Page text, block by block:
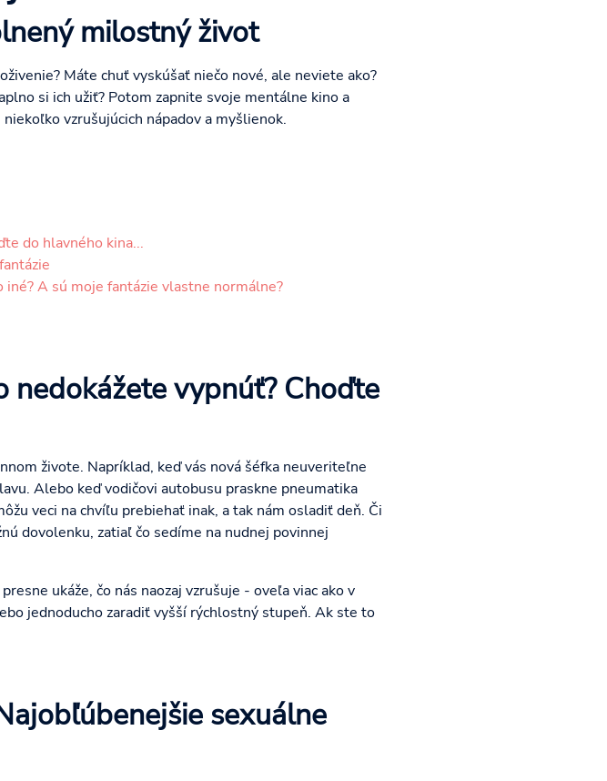
milostný život
Máte chuť vyskúšať niečo nové, ale neviete ako?
si ich užiť? Potom zapnite svoje mentálne kino a
vzrušujúcich nápadov a myšlienok.
do hlavného kina...
A sú moje fantázie vlastne normálne?
nedokážete vypnúť? Choďte
živote. Napríklad, keď vás nová šéfka neuveriteľne
Alebo keď vodičovi autobusu praskne pneumatika
veci na chvíľu prebiehať inak, a tak nám osladiť deň. Či
dovolenku, zatiaľ čo sedíme na nudnej povinnej
ukáže, čo nás naozaj vzrušuje - oveľa viac ako v
jednoducho zaradiť vyšší rýchlostný stupeň. Ak ste to
sexuálne